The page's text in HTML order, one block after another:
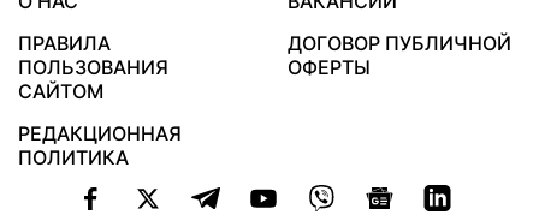
ПРАВИЛА
ПОЛЬЗОВАНИЯ
САЙТОМ
ДОГОВОР ПУБЛИЧНОЙ
ОФЕРТЫ
РЕДАКЦИОННАЯ
ПОЛИТИКА